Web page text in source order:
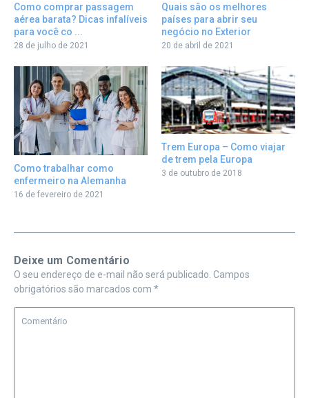
Como comprar passagem
aérea barata? Dicas infalíveis
para você co ...
28 de julho de 2021
Quais são os melhores
países para abrir seu
negócio no Exterior
20 de abril de 2021
Como trabalhar como
enfermeiro na Alemanha
16 de fevereiro de 2021
Trem Europa – Como viajar
de trem pela Europa
3 de outubro de 2018
Deixe um Comentário
O seu endereço de e-mail não será publicado. Campos
obrigatórios são marcados com *